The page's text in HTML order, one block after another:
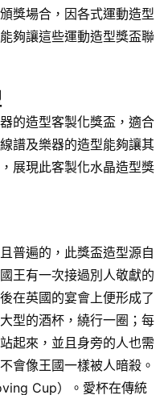
獎場合，因各式運動造型
夠讓這些運動造型獎盃聯
的造型客製化獎盃，適合
譜及樂器的造型能夠讓其
展現此客製化水晶造型獎
普遍的，此獎盃造型源自
王有一次接過別人敬獻的
在英國的宴會上便形成了
型的酒杯，繞行一圈；每
起來，並且身旁的人也需
會像王國一樣被人暗殺。
Cup）。愛杯在傳統